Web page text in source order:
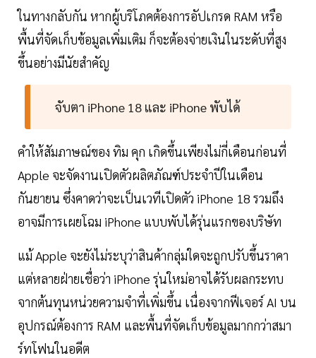
ในทางกลับกัน หากผู้บริโภคต้องการอัปเกรด RAM หรือ
พื้นที่จัดเก็บข้อมูลเพิ่มเติม ก็จะต้องจ่ายเงินในระดับที่สูง
ขึ้นอย่างมีนัยสำคัญ
จับตา iPhone 18 และ iPhone พับได้
คำให้สัมภาษณ์ของ ทิม คุก เกิดขึ้นเพียงไม่กี่เดือนก่อนที่
Apple จะจัดงานเปิดตัวผลิตภัณฑ์ประจำปีในเดือน
กันยายน ซึ่งคาดว่าจะเป็นเวทีเปิดตัว iPhone 18 รวมถึง
อาจมีการเผยโฉม iPhone แบบพับได้รุ่นแรกของบริษัท
แม้ Apple จะยังไม่ระบุว่าสินค้ากลุ่มใดจะถูกปรับขึ้นราคา
แต่หลายฝ่ายเชื่อว่า iPhone รุ่นใหม่อาจได้รับผลกระทบ
จากต้นทุนหน่วยความจำที่เพิ่มขึ้น เนื่องจากฟีเจอร์ AI บน
อุปกรณ์ต้องการ RAM และพื้นที่จัดเก็บข้อมูลมากกว่าสมา
ร์ทโฟนในอดีต